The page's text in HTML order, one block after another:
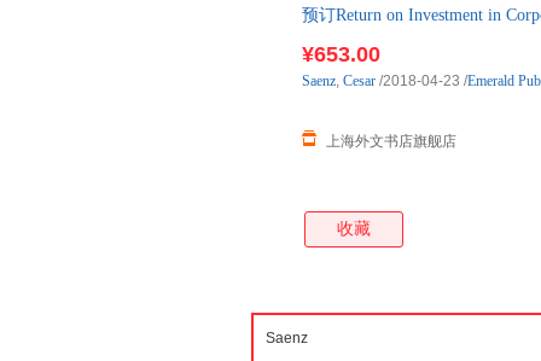
预订Return on Investment in
¥653.00
上海外文书店旗舰店
Saenz, Cesar /2018-04-23 /Emerald
收藏